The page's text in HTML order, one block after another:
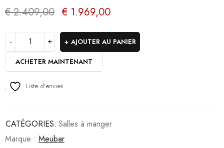
€2.409,00 € 1.969,00
AJOUTER AU PANIER
ACHETER MAINTENANT
Liste d'envies
CATÉGORIES: Salles à manger
Marque : Meubar